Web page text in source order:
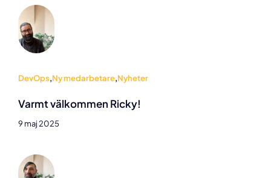
DevOps,Ny medarbetare,Nyheter
Varmt välkommen Ricky!
9 maj 2025